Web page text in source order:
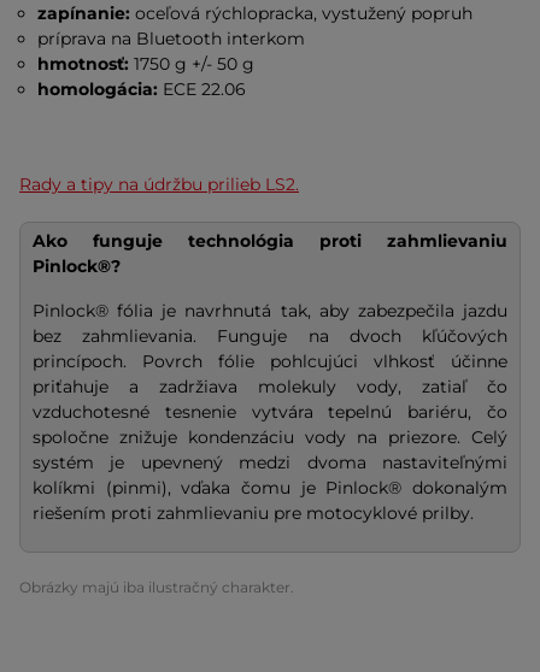
zapínanie:oceľová rýchlopracka, vystužený popruh
príprava na Bluetooth interkom
hmotnosť: 1750 g +/- 50 g
homologácia: ECE 22.06
Rady a tipy na údržbu prilieb LS2.
Ako funguje technológia proti zahmlievaniu
Pinlock®?
Pinlock® fólia je navrhnutá tak, aby zabezpečila jazdu
bez zahmlievania. Funguje na dvoch kľúčových
princípoch. Povrch fólie pohlcujúci vlhkosť účinne
priťahuje a zadržiava molekuly vody, zatiaľ čo
vzduchotesné tesnenie vytvára tepelnú bariéru, čo
spoločne znižuje kondenzáciu vody na priezore. Celý
systém je upevnený medzi dvoma nastaviteľnými
kolíkmi (pinmi), vďaka čomu je Pinlock® dokonalým
riešením proti zahmlievaniu pre motocyklové prilby.
Obrázky majú iba ilustračný charakter.